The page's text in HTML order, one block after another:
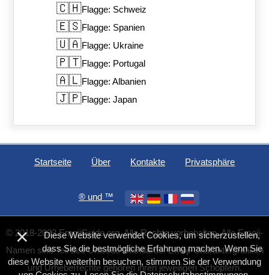
🇨🇭Flagge: Schweiz
🇪🇸Flagge: Spanien
🇺🇦Flagge: Ukraine
🇵🇹Flagge: Portugal
🇦🇱Flagge: Albanien
🇯🇵Flagge: Japan
Startseite Über Kontakte Privatsphäre
®️ und ™
© 2018-2023 EmojiGuide.org. Alle Rechte vorbehalten. Alle Emoji-
Namen sind Teil des Unicode-Standards. Emoji-Charaktergrafiken
und Urheberrechte gehören ihren jeweiligen Schöpfern.
×
Diese Website verwendet Cookies, um sicherzustellen,
dass Sie die bestmögliche Erfahrung machen. Wenn Sie
diese Website weiterhin besuchen, stimmen Sie der Verwendung